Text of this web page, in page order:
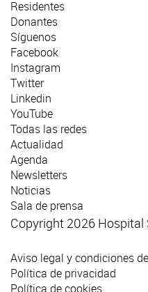
Residentes
Donantes
Síguenos
Facebook
Instagram
Twitter
Linkedin
YouTube
Todas las redes
Actualidad
Agenda
Newsletters
Noticias
Sala de prensa
Copyright 2026 Hospital
Aviso legal y condiciones
Política de privacidad
Política de cookies